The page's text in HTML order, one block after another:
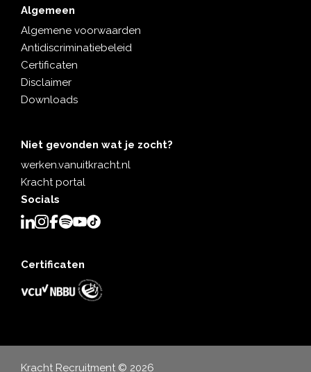
Algemeen
Algemene voorwaarden
Antidiscriminatiebeleid
Certificaten
Disclaimer
Downloads
Niet gevonden wat je zocht?
werken.vanuitkracht.nl
Kracht portal
Socials
Certificaten
Kracht Recruitment © 2026